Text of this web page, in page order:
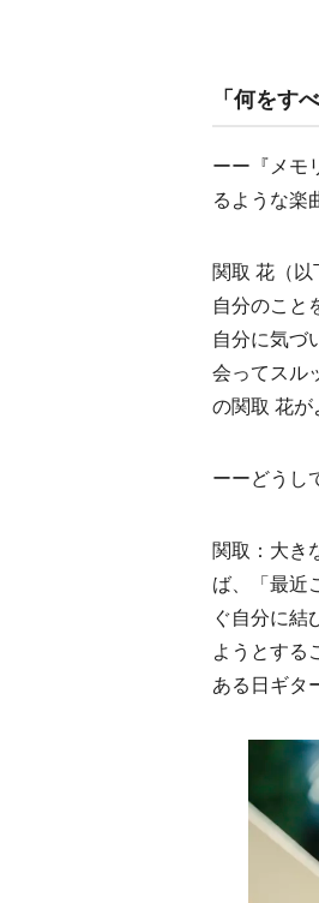
「何をす
ーー『メモ
るような楽
関取 花（
自分のこと
自分に気づ
会ってスル
の関取 花が
ーーどうし
関取：大き
ば、「最近
ぐ自分に結
ようとする
ある日ギタ